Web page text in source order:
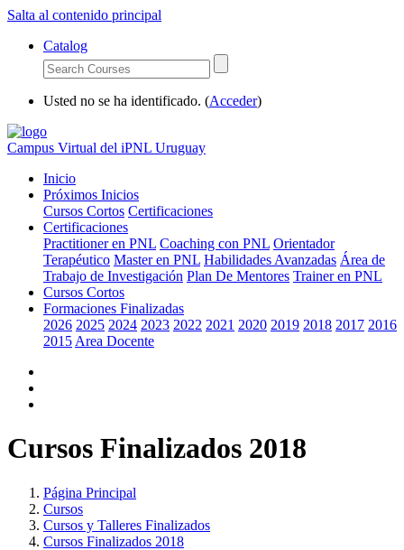
Salta al contenido principal
Catalog
Usted no se ha identificado. (Acceder)
Campus Virtual del iPNL Uruguay
Inicio
Próximos Inicios
Cursos Cortos Certificaciones
Certificaciones
Practitioner en PNL Coaching con PNL Orientador
Terapéutico Master en PNL Habilidades Avanzadas Área de
Trabajo de Investigación Plan De Mentores Trainer en PNL
Cursos Cortos
Formaciones Finalizadas
2026 2025 2024 2023 2022 2021 2020 2019 2018 2017 2016
2015 Area Docente
Cursos Finalizados 2018
Página Principal
Cursos
Cursos y Talleres Finalizados
Cursos Finalizados 2018